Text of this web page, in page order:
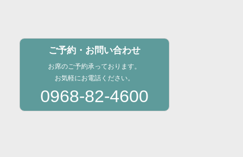
ご予約・お問い合わせ
お席のご予約承っております。
お気軽にお電話ください。
0968-82-4600